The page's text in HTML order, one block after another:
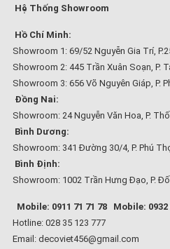
Hệ Thống Showroom
Hồ Chí Minh:
Showroom 1: 69/52 Nguyễn Gia Trí,
Showroom 2: 445 Trần Xuân Soạn, P.
Showroom 3: 656 Võ Nguyên Giáp, P.
Đồng Nai:
Showroom: 24 Nguyễn Văn Hoa, P.
Bình Dương:
Showroom: 341 Đường 30/4, P. Phú
Bình Định:
Showroom: 1002 Trần Hưng Đạo, P.
Mobile: 0911 71 71 78
Mobile: 0932
Hotline: 028 35 123 777
Email: decoviet456@gmail.com